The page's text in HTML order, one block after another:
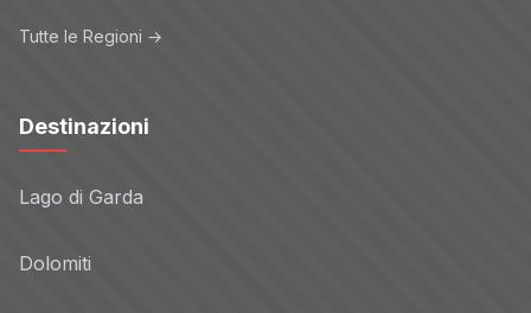
Tutte le Regioni →
Destinazioni
Lago di Garda
Dolomiti